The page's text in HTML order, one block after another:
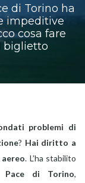
di Torino ha
impeditive
cosa fare
biglietto
problemi di
? Hai diritto a
. L’ha stabilito
Pace di Torino,